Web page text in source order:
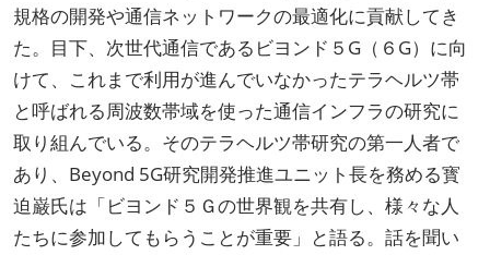
規格の開発や通信ネットワークの最適化に貢献してき
た。目下、次世代通信であるビヨンド５G（６G）に向
けて、これまで利用が進んでいなかったテラヘルツ帯
と呼ばれる周波数帯域を使った通信インフラの研究に
取り組んでいる。そのテラヘルツ帯研究の第一人者で
あり、Beyond 5G研究開発推進ユニット長を務める寳
迫巌氏は「ビヨンド５Ｇの世界観を共有し、様々な人
たちに参加してもらうことが重要」と語る。話を聞い